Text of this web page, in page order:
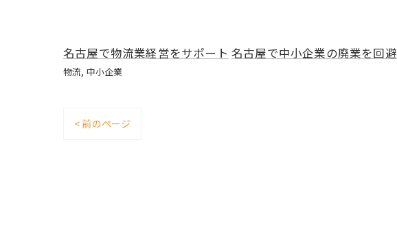
名古屋で物流業経営をサポート 名古屋で中小企業の廃業を回避
物流 中小企業
< 前のページ